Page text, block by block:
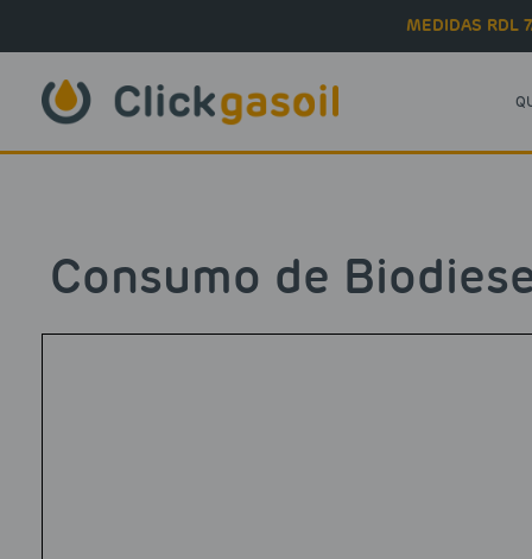
MEDIDAS RDL
Consumo de